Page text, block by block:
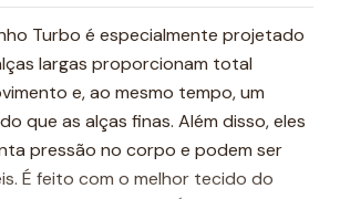
Turbo é especialmente projetado
largas proporcionam total
e, ao mesmo tempo, um
que as alças finas. Além disso, eles
pressão no corpo e podem ser
É feito com o melhor tecido do